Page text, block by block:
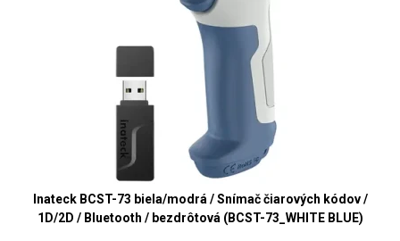
Inateck BCST-73 biela/modrá / Snímač čiarových kódov /
1D/2D / Bluetooth / bezdrôtová (BCST-73_WHITE BLUE)